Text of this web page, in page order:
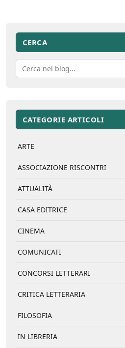
CERCA
CATEGORIE ARTICOLI
ARTE
ASSOCIAZIONE RISCONTRI
ATTUALITÀ
CASA EDITRICE
CINEMA
COMUNICATI
CONCORSI LETTERARI
CRITICA LETTERARIA
FILOSOFIA
IN LIBRERIA